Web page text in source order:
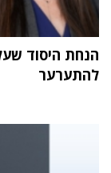
הנחת היסוד
להתערער